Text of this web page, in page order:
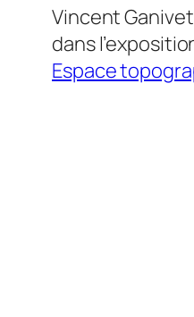
Vincent Ganivet
dans
Espace